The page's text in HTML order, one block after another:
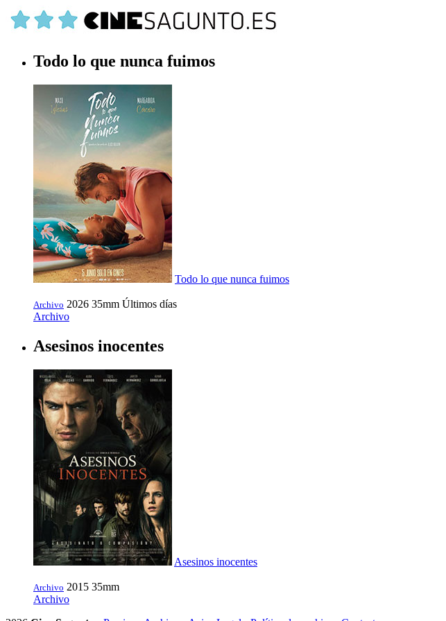
Todo lo que nunca fuimos
Todo lo que nunca fuimos
Archivo 2026 35mm Últimos días
Archivo
Asesinos inocentes
Asesinos inocentes
Archivo 2015 35mm
Archivo